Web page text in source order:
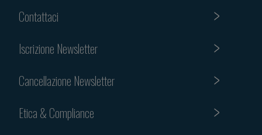
Contattaci
Iscrizione Newsletter
Cancellazione Newsletter
Etica & Compliance